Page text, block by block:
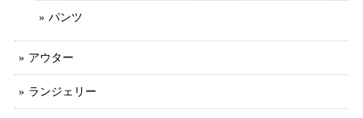
パンツ
アウター
ランジェリー